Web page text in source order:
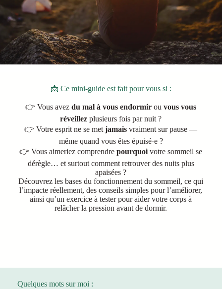
📩 Ce mini-guide est fait pour vous si :
👉 Vous avezdu mal à vous endormir ouvous vous
réveillez plusieurs fois par nuit ?
👉 Votre esprit ne se metjamais vraiment sur pause —
même quand vous êtes épuisé·e ?
👉 Vous aimeriez comprendrepourquoi votre sommeil se
dérègle… et surtout comment retrouver des nuits plus
apaisées ?
Découvrez les bases du fonctionnement du sommeil, ce qui
l’impacte réellement, des conseils simples pour l’améliorer,
ainsi qu’un exercice à tester pour aider votre corps à
relâcher la pression avant de dormir.
Quelques mots sur moi :